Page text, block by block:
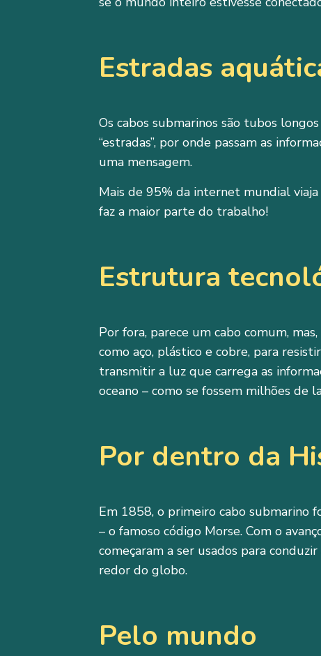
Estradas
Os cabos submarinos são tubos
“estradas”, por onde passam as
uma mensagem.
Mais de 95% da internet mundial
faz a maior parte do trabalho!
Estrutura
Por fora, parece um cabo comum,
como aço, plástico e cobre, para
transmitir a luz que carrega as
oceano – como se fossem milhões
Por dentro da
Em 1858, o primeiro cabo submarino
– o famoso código Morse. Com o
começaram a ser usados para
redor do globo.
Pelo mundo